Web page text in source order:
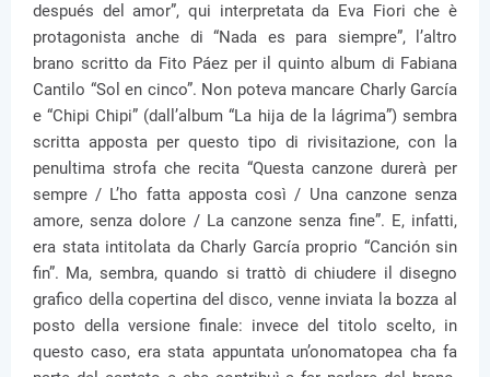
después del amor”, qui interpretata da Eva Fiori che è
protagonista anche di “Nada es para siempre”, l’altro
brano scritto da Fito Páez per il quinto album di Fabiana
Cantilo “Sol en cinco”. Non poteva mancare Charly García
e “Chipi Chipi” (dall’album “La hija de la lágrima”) sembra
scritta apposta per questo tipo di rivisitazione, con la
penultima strofa che recita “Questa canzone durerà per
sempre / L’ho fatta apposta così / Una canzone senza
amore, senza dolore / La canzone senza fine”. E, infatti,
era stata intitolata da Charly García proprio “Canción sin
fin”. Ma, sembra, quando si trattò di chiudere il disegno
grafico della copertina del disco, venne inviata la bozza al
posto della versione finale: invece del titolo scelto, in
questo caso, era stata appuntata un’onomatopea cha fa